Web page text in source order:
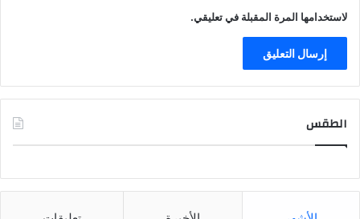
لاستخدامها المرة المقبلة في تعليقي.
الطقس